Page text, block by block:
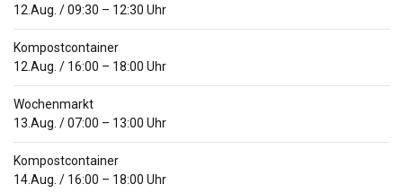
12.Aug. /09:30 – 12:30 Uhr
Kompostcontainer
12.Aug. / 16:00 – 18:00 Uhr
Wochenmarkt
13.Aug. /07:00 – 13:00 Uhr
Kompostcontainer
14.Aug. / 16:00 – 18:00 Uhr